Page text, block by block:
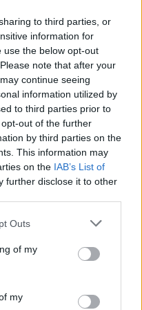
to third parties, or
information for
use the below opt-out
note that after your
continue seeing
information utilized by
to third parties prior to
out of the further
by third parties on the
This information may
on the IAB’s List of
further disclose it to other
one or more Google
You may click to
its third-party tags to
in below Google
Outs
of my
my
η πιο Εύκολη
σε 2
αποτελέσματα